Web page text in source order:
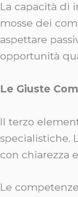
La capacità di
mosse dei
aspettare
opportunità
Le Giuste
Il terzo
specialistiche.
con chiarezza
Le